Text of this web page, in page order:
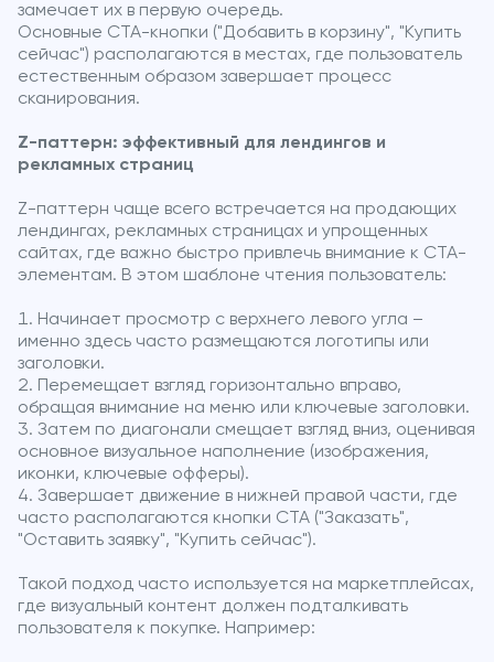
замечает их в первую очередь.
Основные CTA-кнопки ("Добавить в корзину", "Купить
сейчас") располагаются в местах, где пользователь
естественным образом завершает процесс
сканирования.
Z-паттерн: эффективный для лендингов и
рекламных страниц
Z-паттерн чаще всего встречается на продающих
лендингах, рекламных страницах и упрощенных
сайтах, где важно быстро привлечь внимание к CTA-
элементам. В этом шаблоне чтения пользователь:
Начинает просмотр с верхнего левого угла –
именно здесь часто размещаются логотипы или
заголовки.
Перемещает взгляд горизонтально вправо,
обращая внимание на меню или ключевые заголовки.
Затем по диагонали смещает взгляд вниз, оценивая
основное визуальное наполнение (изображения,
иконки, ключевые офферы).
Завершает движение в нижней правой части, где
часто располагаются кнопки CTA ("Заказать",
"Оставить заявку", "Купить сейчас").
Такой подход часто используется на маркетплейсах,
где визуальный контент должен подталкивать
пользователя к покупке. Например: